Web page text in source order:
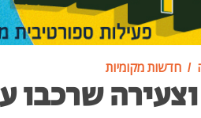
חדשות מקומיות
שרכבו